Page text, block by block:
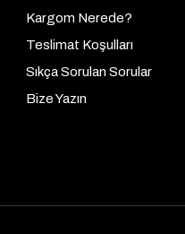
Kargom Nerede?
Teslimat Koşulları
Sıkça Sorulan Sorular
Bize Yazın